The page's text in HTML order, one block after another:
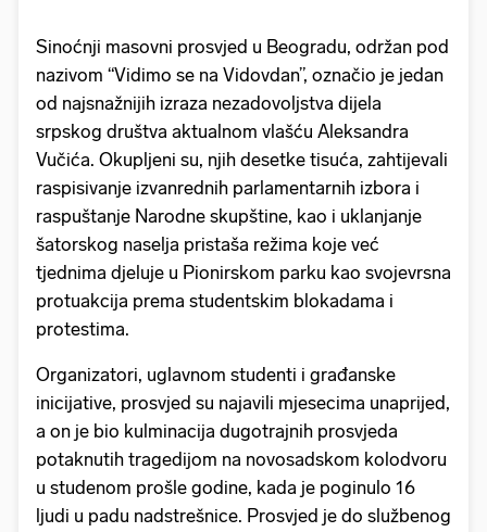
Sinoćnji masovni prosvjed u Beogradu, održan pod
nazivom “Vidimo se na Vidovdan”, označio je jedan
od najsnažnijih izraza nezadovoljstva dijela
srpskog društva aktualnom vlašću Aleksandra
Vučića. Okupljeni su, njih desetke tisuća, zahtijevali
raspisivanje izvanrednih parlamentarnih izbora i
raspuštanje Narodne skupštine, kao i uklanjanje
šatorskog naselja pristaša režima koje već
tjednima djeluje u Pionirskom parku kao svojevrsna
protuakcija prema studentskim blokadama i
protestima.
Organizatori, uglavnom studenti i građanske
inicijative, prosvjed su najavili mjesecima unaprijed,
a on je bio kulminacija dugotrajnih prosvjeda
potaknutih tragedijom na novosadskom kolodvoru
u studenom prošle godine, kada je poginulo 16
ljudi u padu nadstrešnice. Prosvjed je do službenog